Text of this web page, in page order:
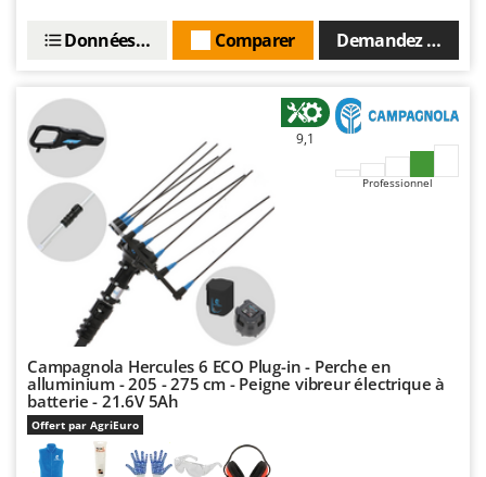
Demandez un
Comparer
Données techniques
9,1
Professionnel
Campagnola Hercules 6 ECO Plug-in - Perche en
alluminium - 205 - 275 cm - Peigne vibreur électrique à
batterie - 21.6V 5Ah
Offert par AgriEuro